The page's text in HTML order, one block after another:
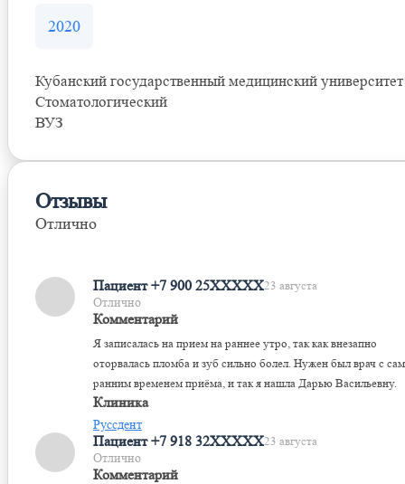
2020
Кубанский государственный медицинский университет
Стоматологический
ВУЗ
Отзывы
Отлично
Пациент +7 900 25XXXXX23 августа
Отлично
Комментарий
Я записалась на прием на раннее утро, так как внезапно
оторвалась пломба и зуб сильно болел. Нужен был врач с
ранним временем приёма, и так я нашла Дарью Васильевну.
Клиника
Руссдент
Пациент +7 918 32XXXXX23 августа
Отлично
Комментарий